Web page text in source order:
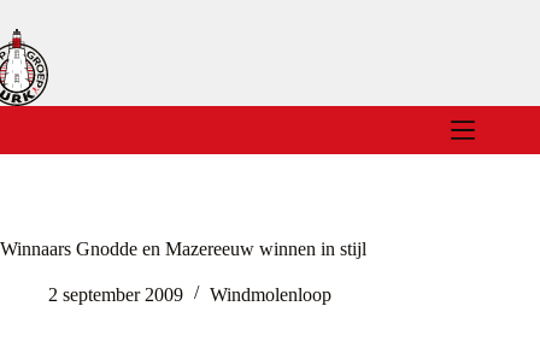
naar
de
inhoud
Winnaars Gnodde en Mazereeuw winnen in stijl
2 september 2009 Windmolenloop